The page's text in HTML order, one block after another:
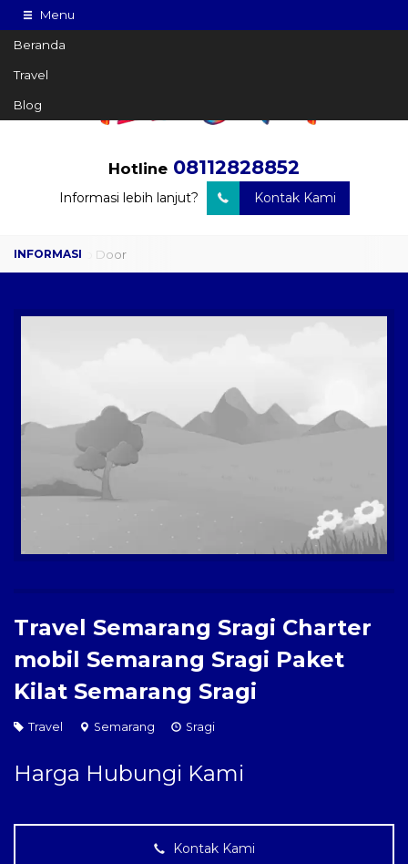
Menu
Beranda
Travel
Blog
Hotline 08112828852
Informasi lebih lanjut? Kontak Kami
Travel Door to Door
Paket Kilat
Pengiriman Barang
Travel Semarang Sragi Charter
mobil Semarang Sragi Paket
Kilat Semarang Sragi
Travel Semarang Sragi
Harga Hubungi Kami
Kontak Kami